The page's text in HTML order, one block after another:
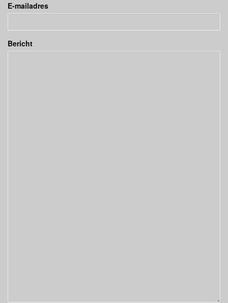
E-mailadres
Bericht